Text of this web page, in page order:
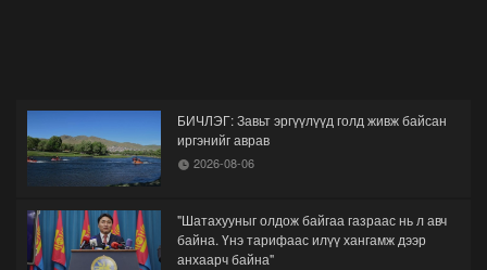
БИЧЛЭГ: Завьт эргүүлүүд голд живж байсан
иргэнийг аврав
2026-08-06
"Шатахууныг олдож байгаа газраас нь л авч
байна. Үнэ тарифаас илүү хангамж дээр
анхаарч байна"